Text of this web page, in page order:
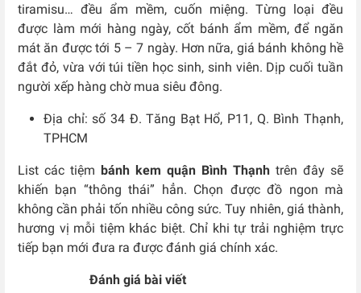
tiramisu… đều ẩm mềm, cuốn miệng. Từng loại đều
được làm mới hàng ngày, cốt bánh ẩm mềm, để ngăn
mát ăn được tới 5 – 7 ngày. Hơn nữa, giá bánh không hề
đắt đỏ, vừa với túi tiền học sinh, sinh viên. Dịp cuối tuần
người xếp hàng chờ mua siêu đông.
Địa chỉ: số 34 Đ. Tăng Bạt Hổ, P11, Q. Bình Thạnh,
TPHCM
List các tiệm bánh kem quận Bình Thạnh trên đây sẽ
khiến bạn “thông thái” hẳn. Chọn được đồ ngon mà
không cần phải tốn nhiều công sức. Tuy nhiên, giá thành,
hương vị mỗi tiệm khác biệt. Chỉ khi tự trải nghiệm trực
tiếp bạn mới đưa ra được đánh giá chính xác.
Đánh giá bài viết